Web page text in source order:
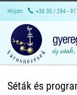
Hívjon: +36 30 / 294 -
Séták és